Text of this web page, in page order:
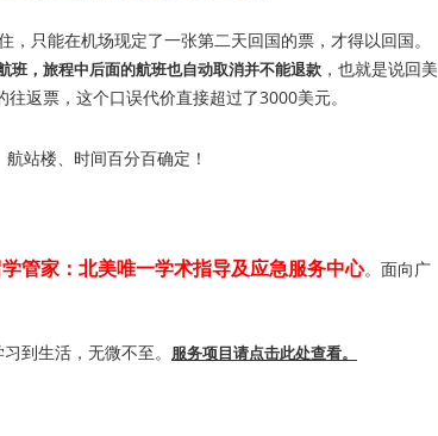
能在机场现定了一张第二天回国的票，才得以回国。
班，旅程中后面的航班也自动取消并不能退款 ，也就是说回美
返票，这个口误代价直接超过了3000美元。
站楼、时间百分百确定！
管家：北美唯一学术指导及应急服务中心。面向广
到生活，无微不至。 服务项目请点击此处查看。